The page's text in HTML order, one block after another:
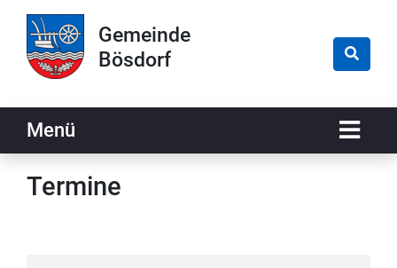
Gemeinde
Bösdorf
Menü
Termine